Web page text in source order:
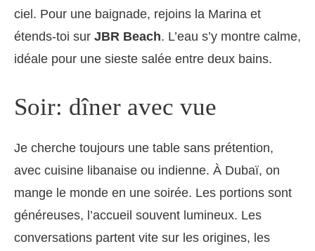
ciel. Pour une baignade, rejoins la Marina et
étends-toi sur JBR Beach. L’eau s’y montre calme,
idéale pour une sieste salée entre deux bains.
Soir: dîner avec vue
Je cherche toujours une table sans prétention,
avec cuisine libanaise ou indienne. À Dubaï, on
mange le monde en une soirée. Les portions sont
généreuses, l’accueil souvent lumineux. Les
conversations partent vite sur les origines, les